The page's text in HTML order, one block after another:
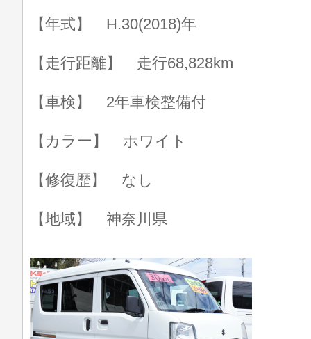
【年式】 H.30(2018)年
【走行距離】 走行68,828km
【車検】 2年車検整備付
【カラー】 ホワイト
【修復歴】 なし
【地域】 神奈川県